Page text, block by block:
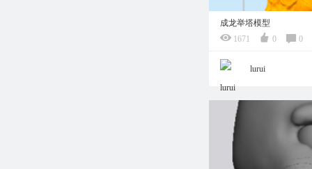
成龙举塔模型
1671
0 0
lurui